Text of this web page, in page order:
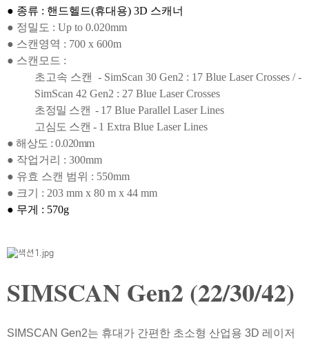
● 종류 : 핸드헬드(휴대용) 3D 스캐너
● 정밀도 : Up to 0.020mm
● 스캔영역 : 700 x 600m
● 스캔모드 :
초고속 스캔
- SimScan 30 Gen2 : 17 Blue Laser Crosses /-
SimScan 42 Gen2 : 27 Blue Laser Crosses
초정밀 스캔 - 17 Blue Parallel Laser Lines
고심도 스캔 - 1 Extra Blue Laser Lines
● 해상도 : 0.020mm
● 작업거리 : 300mm
● 유효 스캔 범위 : 550mm
● 크기 : 203 mm x 80 m x 44 mm
● 무게 : 570g
SIMSCAN Gen2 (22/30/42)
SIMSCAN Gen2는 휴대가 간편한 초소형 산업용 3D 레이저